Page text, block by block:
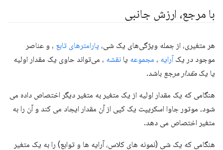
با مرجع، ارزش جانبی
هر متغیری، از جمله ویژگی‌های یک شی، پارامترهای تابع ، و عناصر
موجود در یک آرایه ، مجموعه یا نقشه ، می‌تواند حاوی یک مقدار اولیه
یا یک مقدار مرجع باشد.
هنگامی که یک مقدار اولیه از یک متغیر به متغیر دیگر اختصاص داده می
شود، موتور جاوا اسکریپت یک کپی از آن مقدار ایجاد می کند و آن را به
متغیر اختصاص می دهد.
هنگامی که یک شی (نمونه های کلاس، آرایه ها و توابع) را به یک متغیر